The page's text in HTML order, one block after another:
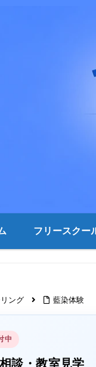
フリースクー
ング 藍染体験
中
談・教室見学